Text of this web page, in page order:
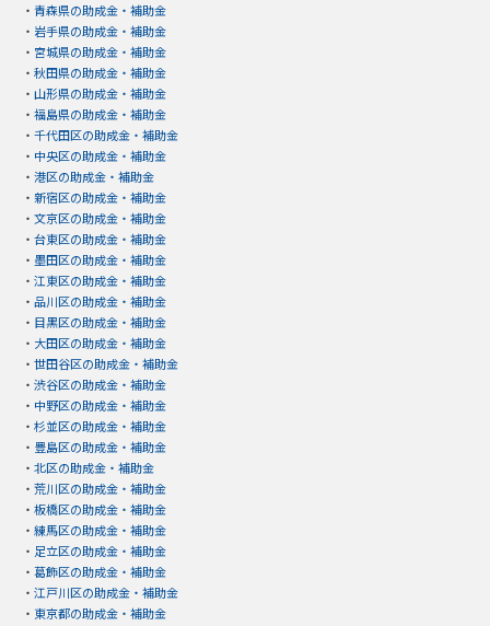
・ 青森県の助成金・補助金
・ 岩手県の助成金・補助金
・ 宮城県の助成金・補助金
・ 秋田県の助成金・補助金
・ 山形県の助成金・補助金
・ 福島県の助成金・補助金
・ 千代田区の助成金・補助金
・ 中央区の助成金・補助金
・ 港区の助成金・補助金
・ 新宿区の助成金・補助金
・ 文京区の助成金・補助金
・ 台東区の助成金・補助金
・ 墨田区の助成金・補助金
・ 江東区の助成金・補助金
・ 品川区の助成金・補助金
・ 目黒区の助成金・補助金
・ 大田区の助成金・補助金
・ 世田谷区の助成金・補助金
・ 渋谷区の助成金・補助金
・ 中野区の助成金・補助金
・ 杉並区の助成金・補助金
・ 豊島区の助成金・補助金
・ 北区の助成金・補助金
・ 荒川区の助成金・補助金
・ 板橋区の助成金・補助金
・ 練馬区の助成金・補助金
・ 足立区の助成金・補助金
・ 葛飾区の助成金・補助金
・ 江戸川区の助成金・補助金
・ 東京都の助成金・補助金